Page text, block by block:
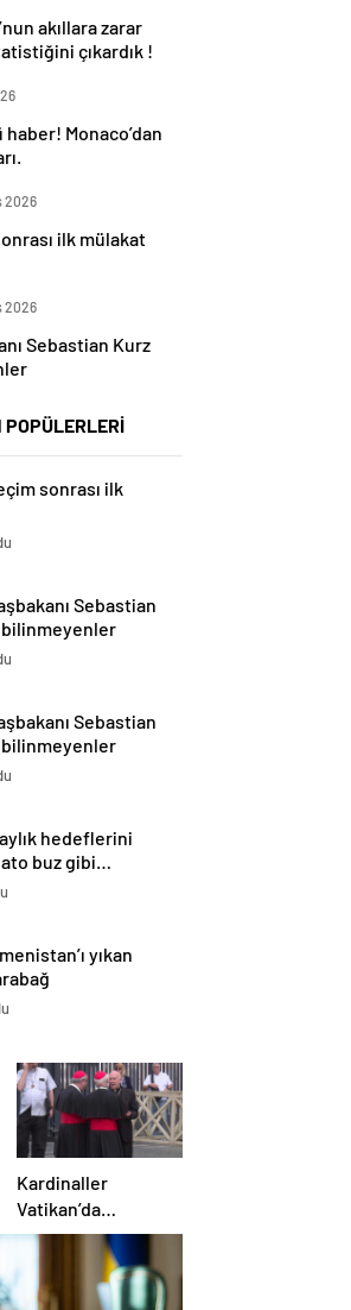
akıllara zarar
çıkardık !
Monaco’dan
2026
ilk mülakat
2026
Sebastian Kurz
POPÜLERLERİ
sonrası ilk
Sebastian
Sebastian
hedeflerini
buz gibi…
yıkan
ayrılmaz bir
Kardinaller
Vatikan’da
toplanmaya başladı